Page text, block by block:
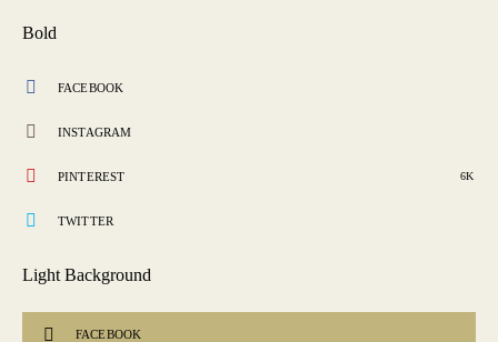
Bold
FACEBOOK
INSTAGRAM
PINTEREST 6K
TWITTER
Light Background
FACEBOOK